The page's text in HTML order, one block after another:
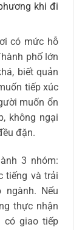
khi đi
có mức hỗ
phố lớn
biết quản
tiếp xúc
muốn ổn
không ngại
đặn.
3 nhóm:
tiếng và trải
Nếu
thực nhận
có giao tiếp